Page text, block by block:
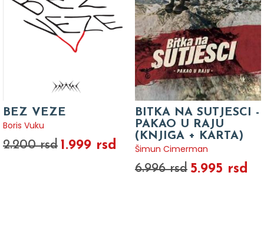
BEZ VEZE
Boris Vuku
2.200 rsd 1.999 rsd
BITKA NA SUTJESCI -
PAKAO U RAJU
(KNJIGA + KARTA)
Šimun Cimerman
6.996 rsd 5.995 rsd